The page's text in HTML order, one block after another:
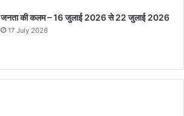
जनता की कलम – 16 जुलाई 2026 से 22 जुलाई 2026
17 July 2026